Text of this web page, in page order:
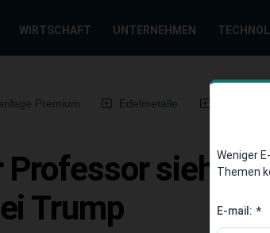
WIRTSCHAFT UNTERNEHMEN
Premium Edelmetalle
Professor sieht
Trump
Weniger
Themen
E-mail: *